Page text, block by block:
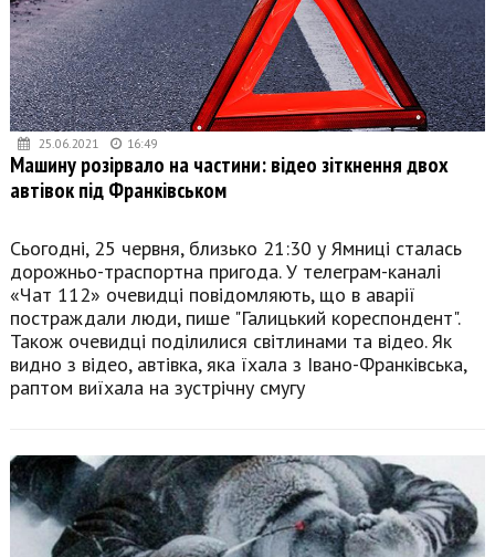
25.06.2021 16:49
Машину розірвало на частини: відео зіткнення двох
автівок під Франківськом
Сьогодні, 25 червня, близько 21:30 у Ямниці сталась
дорожньо-траспортна пригода. У телеграм-каналі
«Чат 112» очевидці повідомляють, що в аварії
постраждали люди, пише "Галицький кореспондент".
Також очевидці поділилися світлинами та відео. Як
видно з відео, автівка, яка їхала з Івано-Франківська,
раптом виїхала на зустрічну смугу